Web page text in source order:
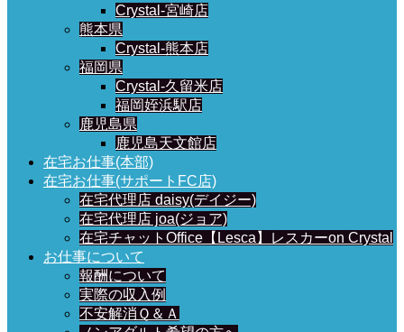
Crystal-宮崎店
熊本県
Crystal-熊本店
福岡県
Crystal-久留米店
福岡姪浜駅店
鹿児島県
鹿児島天文館店
在宅お仕事(本部)
在宅お仕事(サポートFC店)
在宅代理店 daisy(デイジー)
在宅代理店 joa(ジョア)
在宅チャットOffice【Lesca】レスカーon Crystal
お仕事について
報酬について
実際の収入例
不安解消Ｑ＆Ａ